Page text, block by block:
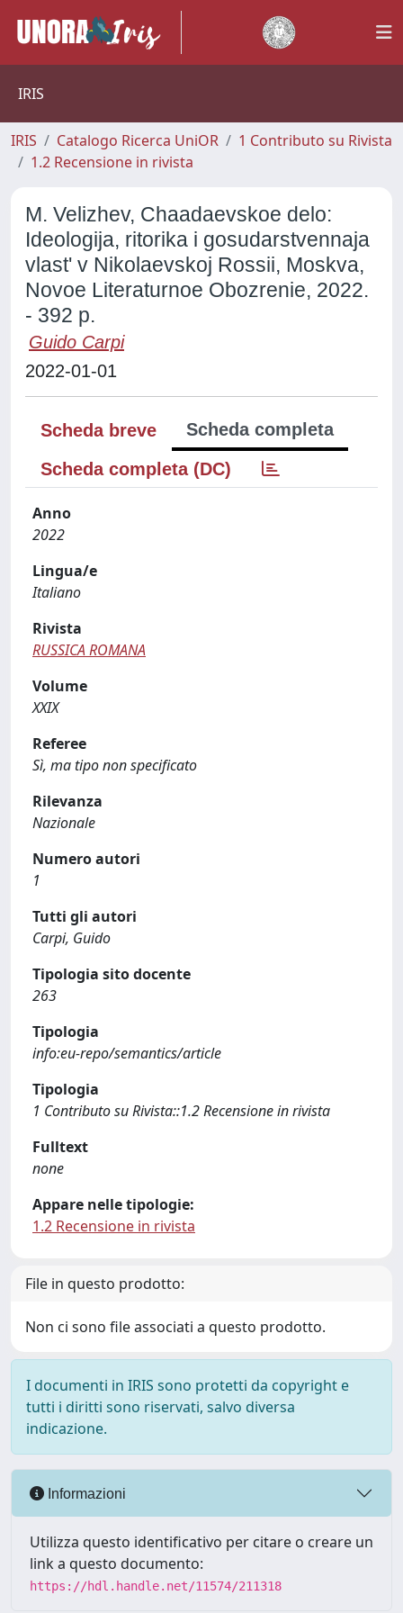
IRIS
IRIS Catalogo Ricerca UniOR
1 Contributo su Rivista
1.2 Recensione in rivista
M. Velizhev, Chaadaevskoe delo:
Ideologija, ritorika i gosudarstvennaja
vlast' v Nikolaevskoj Rossii, Moskva,
Novoe Literaturnoe Obozrenie, 2022.
- 392 p.
Guido Carpi
2022-01-01
Scheda breve
Scheda completa
Scheda completa (DC)
Anno
2022
Lingua/e
Italiano
Rivista
RUSSICA ROMANA
Volume
XXIX
Referee
Sì, ma tipo non specificato
Rilevanza
Nazionale
Numero autori
1
Tutti gli autori
Carpi, Guido
Tipologia sito docente
263
Tipologia
info:eu-repo/semantics/article
Tipologia
1 Contributo su Rivista::1.2 Recensione in rivista
Fulltext
none
Appare nelle tipologie:
1.2 Recensione in rivista
File in questo prodotto:
Non ci sono file associati a questo prodotto.
I documenti in IRIS sono protetti da copyright e
tutti i diritti sono riservati, salvo diversa
indicazione.
Informazioni
Utilizza questo identificativo per citare o creare un
link a questo documento:
https://hdl.handle.net/11574/211318